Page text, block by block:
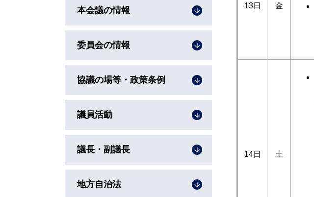
13日 金
14日 土
本会議の情報
委員会の情報
協議の場等・政策条例
議員活動
議長・副議長
地方自治法